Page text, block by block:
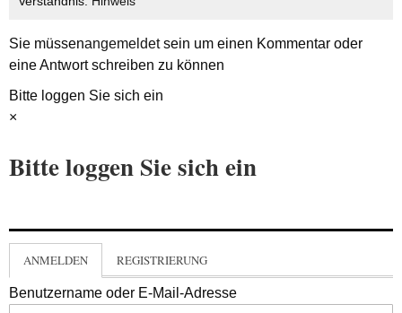
Sie müssenangemeldetsein um einen Kommentar oder
eine Antwort schreiben zu können
Bitte loggen Sie sich ein
×
Bitte loggen Sie sich ein
ANMELDEN REGISTRIERUNG
Benutzername oder E-Mail-Adresse